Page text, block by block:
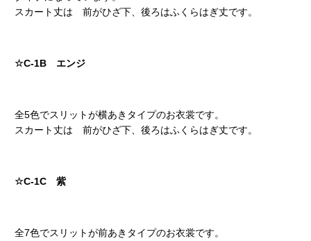
スカート丈は 前がひざ下、後ろはふくらはぎ丈です。
☆C-1B エンジ
全5色でスリットが横あきタイプのお衣裳です。
スカート丈は 前がひざ下、後ろはふくらはぎ丈です。
☆C-1C 紫
全7色でスリットが前あきタイプのお衣裳です。